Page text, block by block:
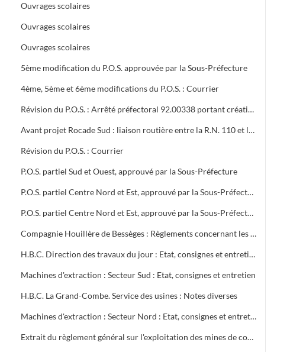
Ouvrages scolaires
Ouvrages scolaires
Ouvrages scolaires
5ème modification du P.O.S. approuvée par la Sous-Préfecture
4ème, 5ème et 6ème modifications du P.O.S. : Courrier
Révision du P.O.S. : Arrêté préfectoral 92.00338 portant création d'utilité publique projet à 2x2 voies R.N.106 entre Alès et Boucoiran
Avant projet Rocade Sud : liaison routière entre la R.N. 110 et la R.N. 106
Révision du P.O.S. : Courrier
P.O.S. partiel Sud et Ouest, approuvé par la Sous-Préfecture
P.O.S. partiel Centre Nord et Est, approuvé par la Sous-Préfecture
P.O.S. partiel Centre Nord et Est, approuvé par la Sous-Préfecture
Compagnie Houillère de Bessèges : Règlements concernant les ouvriers
H.B.C. Direction des travaux du jour : Etat, consignes et entretien des machines d'extraction
Machines d'extraction : Secteur Sud : Etat, consignes et entretien
H.B.C. La Grand-Combe. Service des usines : Notes diverses
Machines d'extraction : Secteur Nord : Etat, consignes et entretien
Extrait du règlement général sur l'exploitation des mines de combustibles : décret du 13 août 1911 modifié en mai 1931